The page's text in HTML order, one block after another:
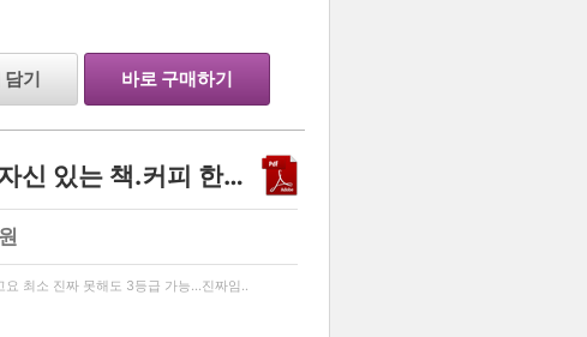
담기 바로 구매하기
효율!효율!효율! 진짜 자신 있는 책.커피 한잔 값입니다...!
원
최소 진짜 못해도 3등급 가능...진짜임..